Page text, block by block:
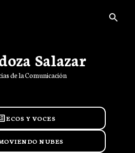
Salazar
de la Comunicación
ECOS Y VOCES
NUBES